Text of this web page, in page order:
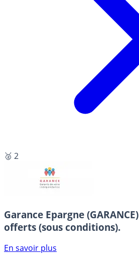
🥈 2
Garance Epargne (GARANCE)
offerts (sous conditions).
En savoir plus